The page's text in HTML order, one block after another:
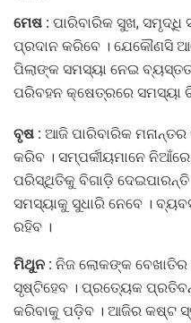
ମେଷ : ପାରିବାରିକ ସୁଖ,
ପ୍ରଦାନ କରିବେ । ଯେକୌଣସି
ପିଲାଙ୍କ ସମସ୍ୟା ନେଇ
ପରିବହନ କ୍ଷେତ୍ରରେ ସମସ୍ୟା
ବୃଷ : ଆଜି ପାରିବାରିକ
କରିବ । ସମ୍ପର୍କୀୟମାନେ
ପରିସ୍ଥିତିକୁ ବିଗାଡ଼ି
ସମସ୍ୟାକୁ ସୁଧାରି ନେବେ ।
ରହିବ ।
ମିଥୁନ : ନିଜ ଲୋକଙ୍କ ବେଖାତିର
ସୃଷ୍ଟିହେବ । ପ୍ରତ୍ୟେକ
କରିବାକୁ ପଡ଼ିବ । ଆଜିର କଷ୍ଟ